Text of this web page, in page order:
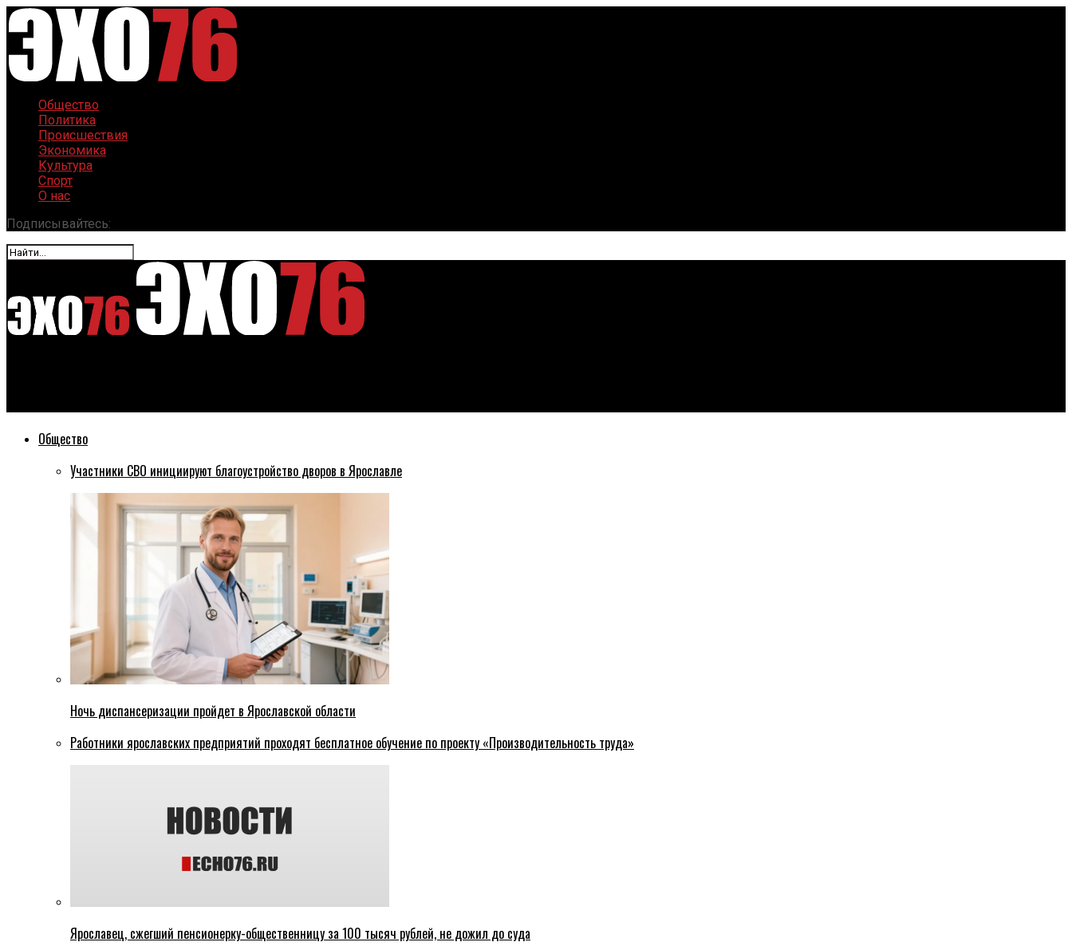
Общество
Политика
Происшествия
Экономика
Культура
Спорт
О нас
Подписывайтесь:
Общество
Участники СВО инициируют благоустройство дворов в Ярославле
Ночь диспансеризации пройдет в Ярославской области
Работники ярославских предприятий проходят бесплатное обучение по проекту «Производительность труда»
Ярославец, сжегший пенсионерку-общественницу за 100 тысяч рублей, не дожил до суда